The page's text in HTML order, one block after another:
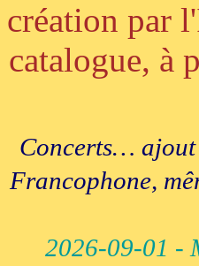
création par
catalogue, à
Concerts… ajout
Francophone,
2026-09-01 -